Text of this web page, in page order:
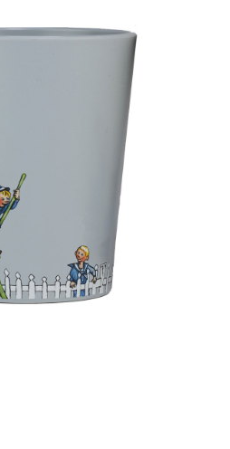
& Isä
& vuodevaatteet
osoitteessa